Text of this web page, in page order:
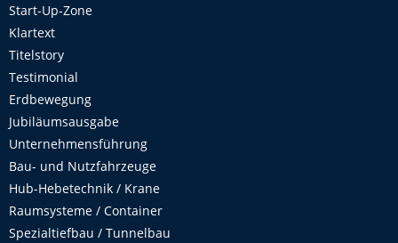
Start-Up-Zone
Klartext
Titelstory
Testimonial
Erdbewegung
Jubiläumsausgabe
Unternehmensführung
Bau- und Nutzfahrzeuge
Hub-Hebetechnik / Krane
Raumsysteme / Container
Spezialtiefbau / Tunnelbau